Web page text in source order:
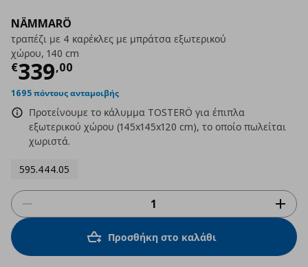
NÄMMARÖ
τραπέζι με 4 καρέκλες με μπράτσα εξωτερικού
χώρου, 140 cm
€339,00
Τρέχουσα τιμή
1695 πόντους ανταμοιβής
Προτείνουμε το κάλυμμα TOSTERÖ για έπιπλα
εξωτερικού χώρου (145x145x120 cm), το οποίο πωλείται
χωριστά.
595.444.05
Προσθήκη στο καλάθι